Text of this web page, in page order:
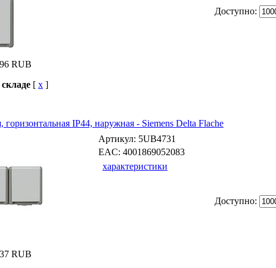
RUB
[ x ]
Доступно:
IP44, наружная - Siemens Delta Flache
RUB
Артикул: 5UB4731
EAC: 4001869052083
характеристики
Доступно: